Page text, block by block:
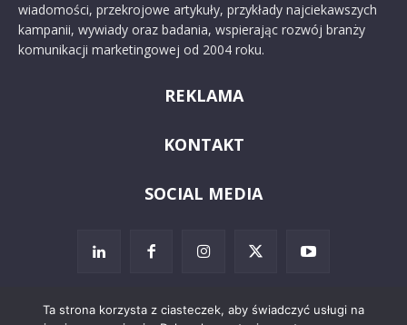
wiadomości, przekrojowe artykuły, przykłady najciekawszych
kampanii, wywiady oraz badania, wspierając rozwój branży
komunikacji marketingowej od 2004 roku.
REKLAMA
KONTAKT
SOCIAL MEDIA
Ta strona korzysta z ciasteczek, aby świadczyć usługi na